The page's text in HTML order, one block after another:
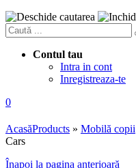
Contul tau
Intra in cont
Inregistreaza-te
0
AcasăProducts » Mobilă copii
Cars
Înapoi la pagina anterioară